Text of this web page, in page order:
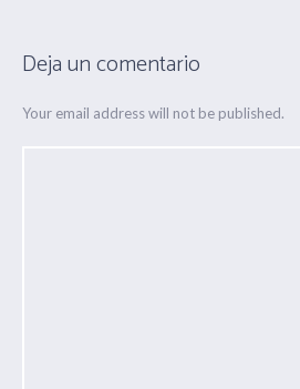
Deja un comentario
Your email address will not be published.